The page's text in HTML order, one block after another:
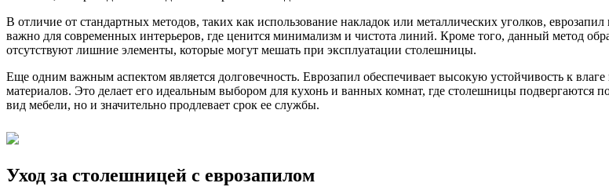
В отличие от стандартных методов, таких как использование накладок или металлических уголков,
важно для современных интерьеров, где ценится минимализм и чистота линий. Кроме того, данный метод
отсутствуют лишние элементы, которые могут мешать при эксплуатации столешницы.
Еще одним важным аспектом является долговечность. Еврозапил обеспечивает высокую устойчивость к
материалов. Это делает его идеальным выбором для кухонь и ванных комнат, где столешницы подвергаются
вид мебели, но и значительно продлевает срок ее службы.
Уход за столешницей с еврозапилом